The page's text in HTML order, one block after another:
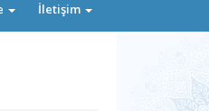
İletişim